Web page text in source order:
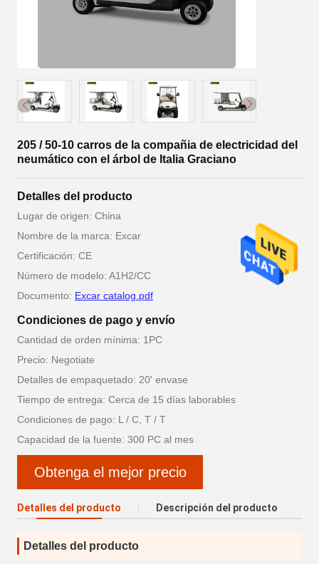
205 / 50-10 carros de la compañia de electricidad del
neumático con el árbol de Italia Graciano
Detalles del producto
Lugar de origen: China
Nombre de la marca: Excar
Certificación: CE
Número de modelo: A1H2/CC
Documento: Excar catalog.pdf
Condiciones de pago y envío
Cantidad de orden mínima: 1PC
Precio: Negotiate
Detalles de empaquetado: 20' envase
Tiempo de entrega: Cerca de 15 días laborables
Condiciones de pago: L / C, T / T
Capacidad de la fuente: 300 PC al mes
Obtenga el mejor precio
Detalles del producto Descripción del producto
Detalles del producto